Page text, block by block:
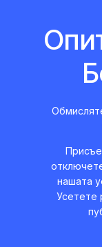
нашата
Усетете